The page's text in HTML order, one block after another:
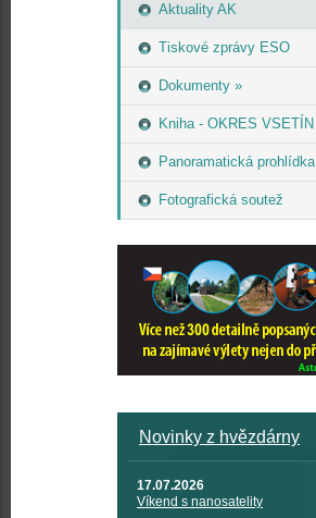
Aktuality AK
Tiskové zprávy ESO
Dokumenty »
Kniha - OKRES VSETÍN
Panoramatická prohlídka
Fotografická soutež
Novinky z hvězdárny
17.07.2026
Víkend s nanosatelity